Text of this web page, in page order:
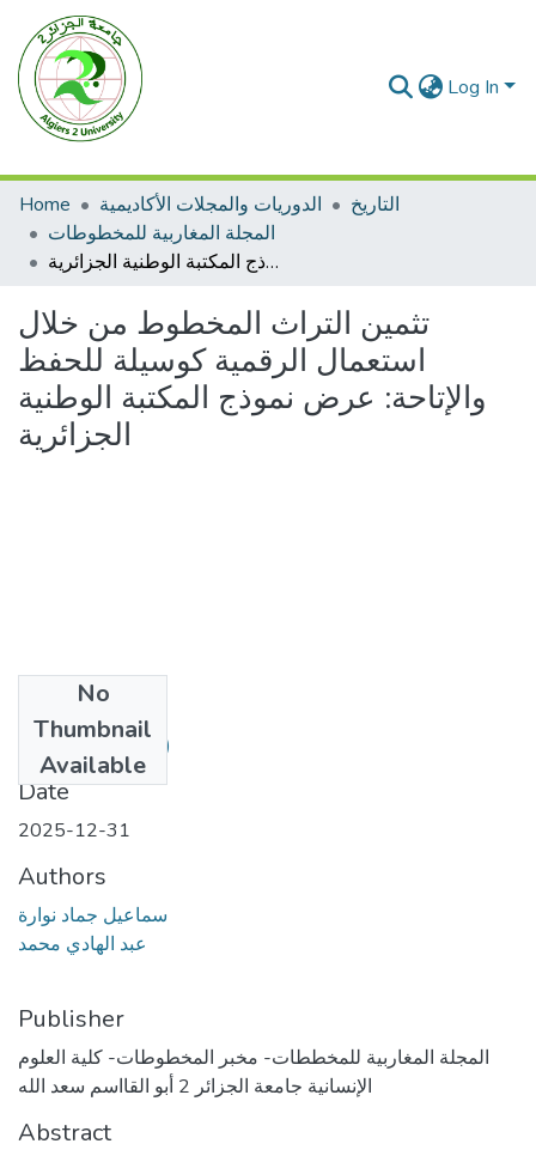
Log In
Home الدوريات والمجلات الأكاديمية
التاريخ
المجلة المغاربية للمخطوطات
تثمين التراث المخطوط من خلال استعمال الرقمية كوسيلة للحفظ والإتاحة: عرض نموذج المكتبة الوطنية الجزائرية
تثمين التراث المخطوط من خلال
استعمال الرقمية كوسيلة للحفظ
والإتاحة: عرض نموذج المكتبة الوطنية
الجزائرية
No
Thumbnail
Available
1.pdf(884.44 KB)
Date
2025-12-31
Authors
سماعيل جماد نوارة
عبد الهادي محمد
Publisher
المجلة المغاربية للمخططات- مخبر المخطوطات- كلية العلوم
الإنسانية جامعة الجزائر 2 أبو القااسم سعد الله
Abstract